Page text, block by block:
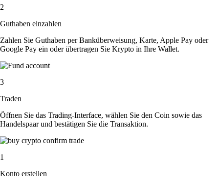
2
Guthaben einzahlen
Zahlen Sie Guthaben per Banküberweisung, Karte, Apple Pay oder
Google Pay ein oder übertragen Sie Krypto in Ihre Wallet.
3
Traden
Öffnen Sie das Trading-Interface, wählen Sie den Coin sowie das
Handelspaar und bestätigen Sie die Transaktion.
1
Konto erstellen